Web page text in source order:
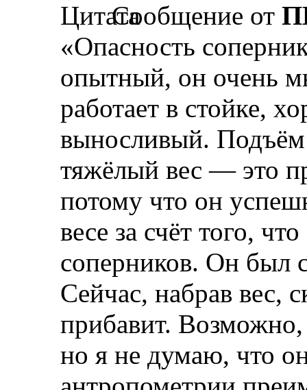
Сообщение от
«Опасность
опытный, он очень
работает в стойке,
выносливый. Подъём
тяжёлый вес — это
потому что он
весе за счёт того,
соперников. Он был
Сейчас, набрав вес,
прибавит. Возможно,
но я не думаю, что